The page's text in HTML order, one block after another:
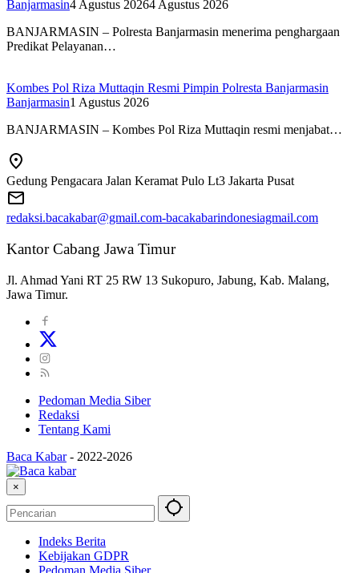
Banjarmasin4 Agustus 20264 Agustus 2026
BANJARMASIN – Polresta Banjarmasin menerima penghargaan
Predikat Pelayanan…
Kombes Pol Riza Muttaqin Resmi Pimpin Polresta Banjarmasin
Banjarmasin1 Agustus 2026
BANJARMASIN – Kombes Pol Riza Muttaqin resmi menjabat…
Gedung Pengacara Jalan Keramat Pulo Lt3 Jakarta Pusat
redaksi.bacakabar@gmail.com-bacakabarindonesiagmail.com
Kantor Cabang Jawa Timur
Jl. Ahmad Yani RT 25 RW 13 Sukopuro, Jabung, Kab. Malang,
Jawa Timur.
Pedoman Media Siber
Redaksi
Tentang Kami
Baca Kabar - 2022-2026
×
Indeks Berita
Kebijakan GDPR
Pedoman Media Siber